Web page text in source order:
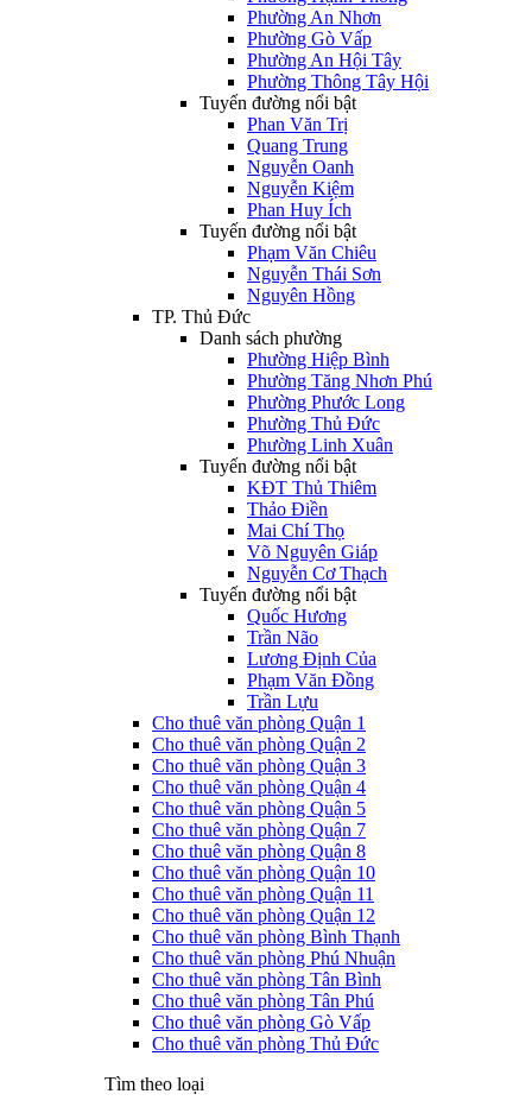
Phường An Nhơn
Phường Gò Vấp
Phường An Hội Tây
Phường Thông Tây Hội
Tuyến đường nổi bật
Phan Văn Trị
Quang Trung
Nguyễn Oanh
Nguyễn Kiệm
Phan Huy Ích
Tuyến đường nổi bật
Phạm Văn Chiêu
Nguyễn Thái Sơn
Nguyên Hồng
TP. Thủ Đức
Danh sách phường
Phường Hiệp Bình
Phường Tăng Nhơn Phú
Phường Phước Long
Phường Thủ Đức
Phường Linh Xuân
Tuyến đường nổi bật
KĐT Thủ Thiêm
Thảo Điền
Mai Chí Thọ
Võ Nguyên Giáp
Nguyễn Cơ Thạch
Tuyến đường nổi bật
Quốc Hương
Trần Não
Lương Định Của
Phạm Văn Đồng
Trần Lựu
Cho thuê văn phòng Quận 1
Cho thuê văn phòng Quận 2
Cho thuê văn phòng Quận 3
Cho thuê văn phòng Quận 4
Cho thuê văn phòng Quận 5
Cho thuê văn phòng Quận 7
Cho thuê văn phòng Quận 8
Cho thuê văn phòng Quận 10
Cho thuê văn phòng Quận 11
Cho thuê văn phòng Quận 12
Cho thuê văn phòng Bình Thạnh
Cho thuê văn phòng Phú Nhuận
Cho thuê văn phòng Tân Bình
Cho thuê văn phòng Tân Phú
Cho thuê văn phòng Gò Vấp
Cho thuê văn phòng Thủ Đức
Tìm theo loại